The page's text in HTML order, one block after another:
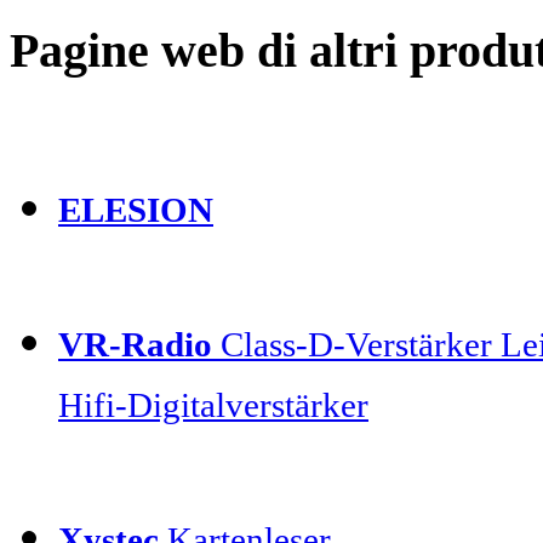
Pagine web di altri
ELESION
VR-Radio Class-D-Verstärker
Hifi-Digitalverstärker